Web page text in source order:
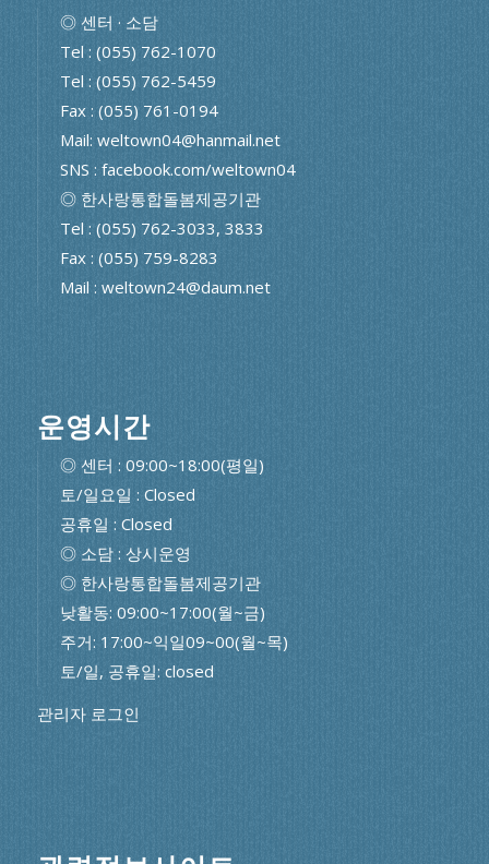
◎ 센터 · 소담
Tel : (055) 762-1070
Tel : (055) 762-5459
Fax : (055) 761-0194
Mail: weltown04@hanmail.net
SNS : facebook.com/weltown04
◎ 한사랑통합돌봄제공기관
Tel : (055) 762-3033, 3833
Fax : (055) 759-8283
Mail : weltown24@daum.net
운영시간
◎ 센터 : 09:00~18:00(평일)
토/일요일 : Closed
공휴일 : Closed
◎ 소담 : 상시운영
◎ 한사랑통합돌봄제공기관
낮활동: 09:00~17:00(월~금)
주거: 17:00~익일09~00(월~목)
토/일, 공휴일: closed
관리자 로그인